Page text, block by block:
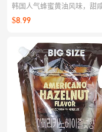
韩国人气蜂蜜黄油风味，甜咸
上头，颗颗香脆饱满，追剧办
越香。
$8.99